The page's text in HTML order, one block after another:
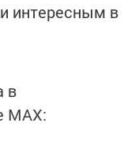
интересным в
в
MАХ: